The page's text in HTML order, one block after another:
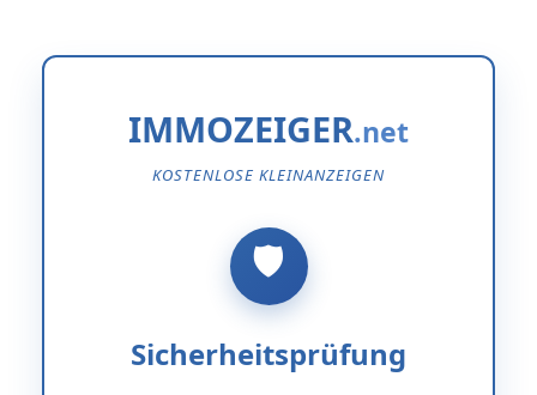
IMMOZEIGER
KOSTENLOSE KLEINANZEIGEN
Sicherheitsprüfung